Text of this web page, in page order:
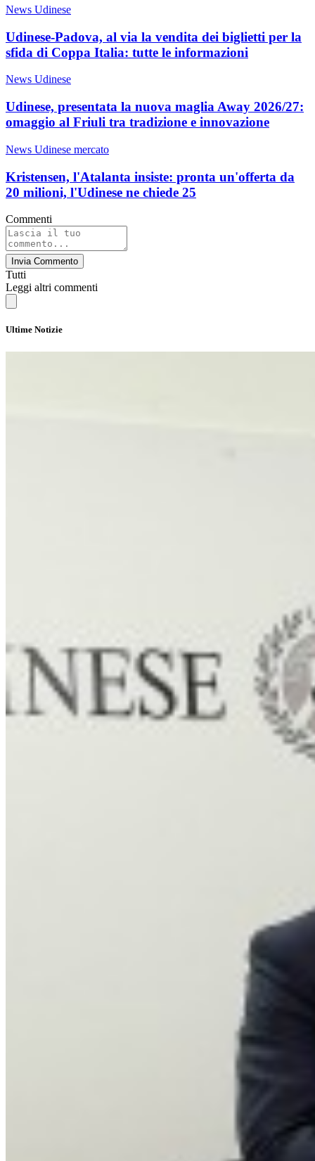
News Udinese
Udinese-Padova, al via la vendita dei biglietti per la
sfida di Coppa Italia: tutte le informazioni
News Udinese
Udinese, presentata la nuova maglia Away 2026/27:
omaggio al Friuli tra tradizione e innovazione
News Udinese mercato
Kristensen, l'Atalanta insiste: pronta un'offerta da
20 milioni, l'Udinese ne chiede 25
Commenti
Invia Commento
Tutti
Leggi altri commenti
Ultime Notizie